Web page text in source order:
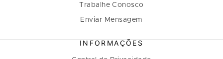
Trabalhe Conosco
Enviar Mensagem
INFORMAÇÕES